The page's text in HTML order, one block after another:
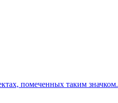
помеченных таким значком.